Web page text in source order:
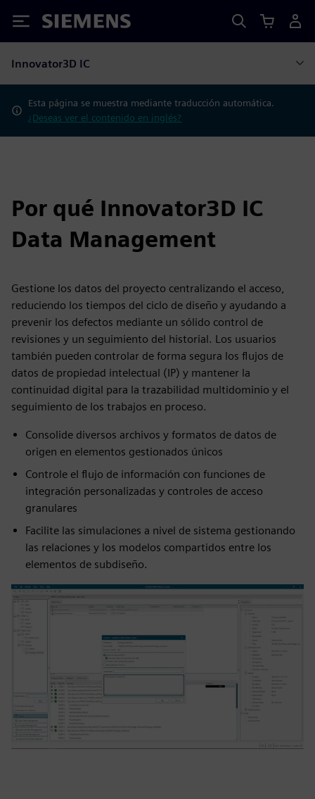
Siemens
Innovator3D IC
Esta página se muestra mediante traducción automática.
¿Deseas ver el contenido en inglés?
Por qué Innovator3D IC
Data Management
Gestione los datos del proyecto centralizando el acceso,
reduciendo los tiempos del ciclo de diseño y ayudando a
prevenir los defectos mediante un sólido control de
revisiones y un seguimiento del historial. Los usuarios
también pueden controlar de forma segura los flujos de
datos de propiedad intelectual (IP) y mantener la
continuidad digital para la trazabilidad multidominio y el
seguimiento de los trabajos en proceso.
Consolide diversos archivos y formatos de datos de
origen en elementos gestionados únicos
Controle el flujo de información con funciones de
integración personalizadas y controles de acceso
granulares
Facilite las simulaciones a nivel de sistema gestionando
las relaciones y los modelos compartidos entre los
elementos de subdiseño.